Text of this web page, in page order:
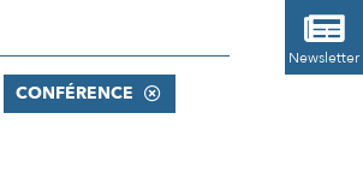

Newsletter
CONFÉRENCE